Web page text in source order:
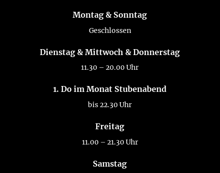
Montag & Sonntag
Geschlossen
Dienstag & Mittwoch & Donnerstag
11.30 – 20.00 Uhr
1. Do im Monat Stubenabend
bis 22.30 Uhr
Freitag
11.00 – 21.30 Uhr
Samstag